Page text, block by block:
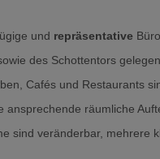
und repräsentative
des Schottentors
Cafés und Restaurants
ansprechende räumliche
sind veränderbar, mehrere